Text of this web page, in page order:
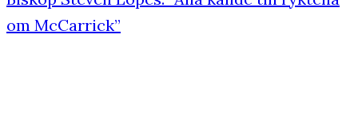
om McCarrick”